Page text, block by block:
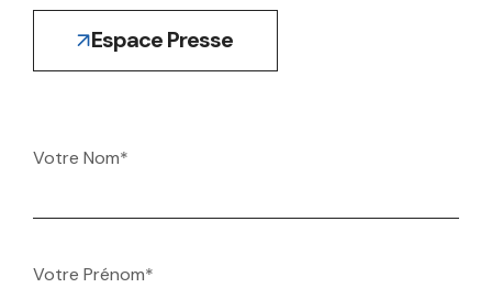
Espace Presse
Votre Nom*
Votre Prénom*